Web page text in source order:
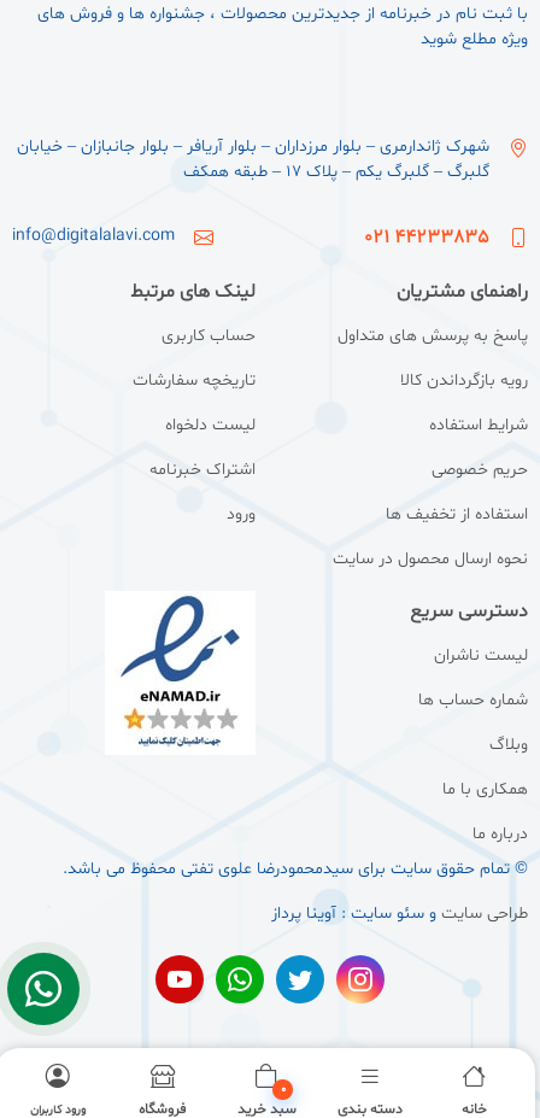
خانه دسته بندی
0
سبد خرید فروشگاه ورود کاربران
با ثبت نام در خبرنامه از جدیدترین محصولات ، جشنواره ها و فروش های
ویژه مطلع شوید
شهرک ژاندارمری – بلوار مرزداران – بلوار آریافر – بلوار جانبازان – خیابان
گلبرگ – گلبرگ یکم – پلاک ۱۷ – طبقه همکف
44233835 021
info@digitalalavi.com
راهنمای مشتریان
پاسخ به پرسش های متداول
رویه بازگرداندن کالا
شرایط استفاده
حریم خصوصی
استفاده از تخفیف ها
نحوه ارسال محصول در سایت
لینک های مرتبط
حساب کاربری
تاریخچه سفارشات
لیست دلخواه
اشتراک خبرنامه
ورود
دسترسی سریع
لیست ناشران
شماره حساب ها
وبلاگ
همکاری با ما
درباره ما
© تمام حقوق سایت برای سيدمحمودرضا علوی تفتی محفوظ می باشد.
طراحی سایتو سئو سایت : آوینا پرداز